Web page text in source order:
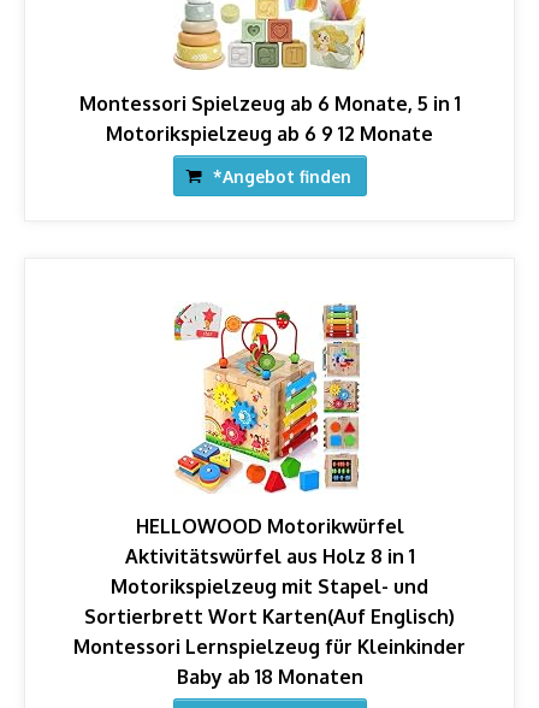
Montessori Spielzeug ab 6 Monate, 5 in 1
Motorikspielzeug ab 6 9 12 Monate
*Angebot finden
HELLOWOOD Motorikwürfel
Aktivitätswürfel aus Holz 8 in 1
Motorikspielzeug mit Stapel- und
Sortierbrett Wort Karten(Auf Englisch)
Montessori Lernspielzeug für Kleinkinder
Baby ab 18 Monaten